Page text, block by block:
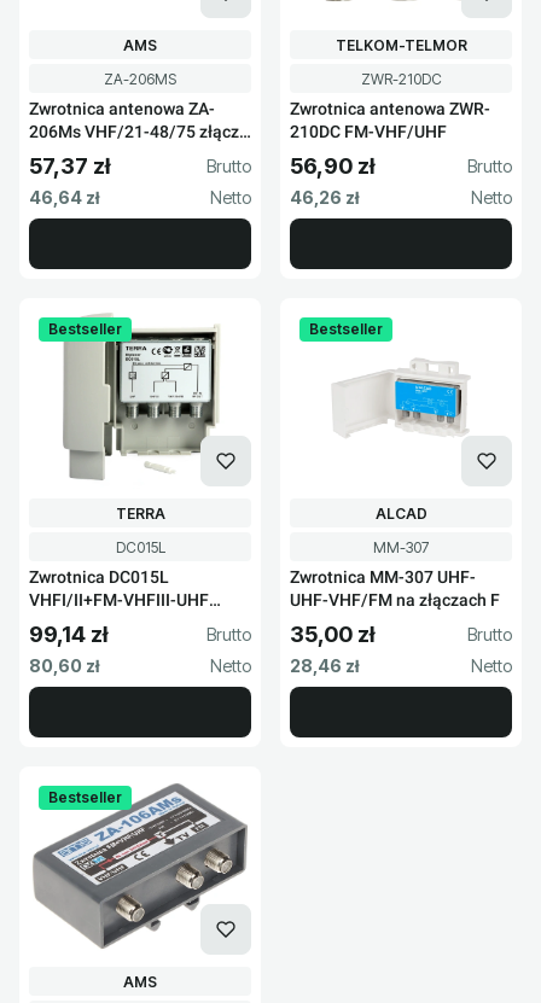
Kod produktu
ZA-206MS
Zwrotnica antenowa ZA-
206Ms VHF/21-48/75 złącza
F
PRODUCENT
AMS
Cena brutto
57,37 zł
Cena netto
46,64 zł
Kod produktu
ZWR-210DC
Zwrotnica antenowa ZWR-
210DC FM-VHF/UHF
PRODUCENT
TELKOM-TELMOR
Cena brutto
56,90 zł
Cena netto
46,26 zł
Bestseller
Kod produktu
DC015L
Zwrotnica DC015L
VHFI/II+FM-VHFIII-UHF
Terra
PRODUCENT
TERRA
Cena brutto
99,14 zł
Cena netto
80,60 zł
Bestseller
Kod produktu
MM-307
Zwrotnica MM-307 UHF-
UHF-VHF/FM na złączach F
PRODUCENT
ALCAD
Cena brutto
35,00 zł
Cena netto
28,46 zł
Bestseller
PRODUCENT
AMS